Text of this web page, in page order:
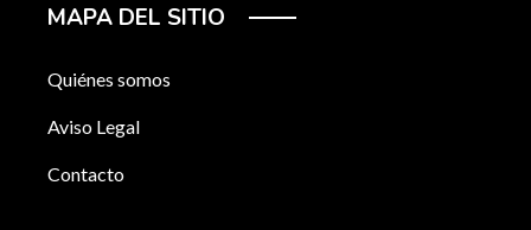
MAPA DEL SITIO
Quiénes somos
Aviso Legal
Contacto